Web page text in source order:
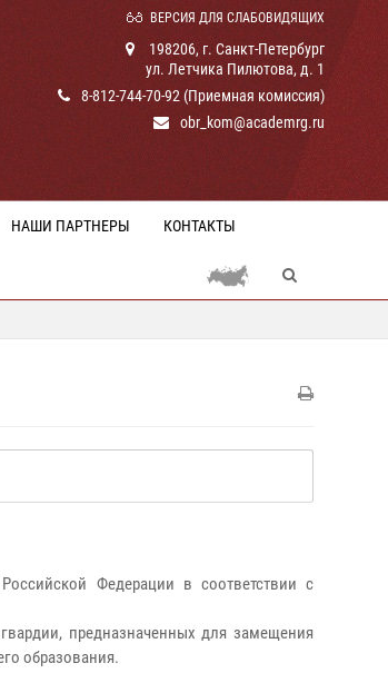
ВЕРСИЯ ДЛЯ СЛАБОВИДЯЩИХ
198206, г. Санкт-Петербург
ул. Летчика Пилютова, д. 1
8-812-744-70-92 (Приемная комиссия)
obr_kom@academrg.ru
НАШИ ПАРТНЕРЫ КОНТАКТЫ
Федерации в соответствии с
предназначенных для замещения
образования.